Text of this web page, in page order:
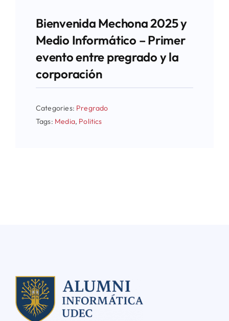
Bienvenida Mechona 2025 y
Medio Informático – Primer
evento entre pregrado y la
corporación
Categories: Pregrado
Tags: Media, Politics